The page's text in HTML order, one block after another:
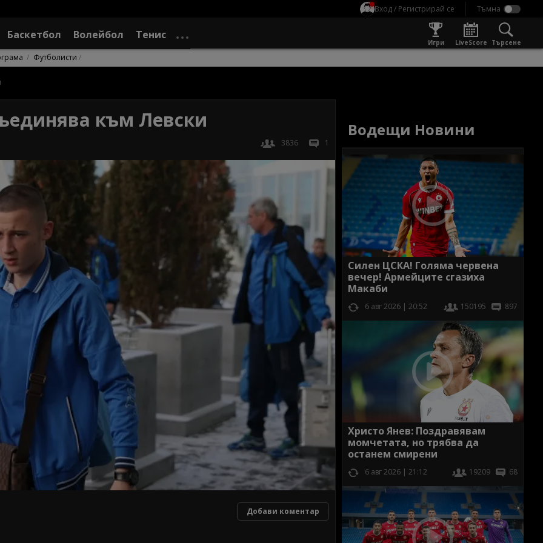
Вход / Регистрирай се
Баскетбол Волейбол Тенис
Игри LiveScore Търсене
Футболисти
към Левски
3836 1
Добави коментар
Водещи Новини
Силен ЦСКА! Голяма червена
вечер! Армейците сгазиха
Макаби
6 авг 2026 | 20:52 150195 897
Христо Янев: Поздравявам
момчетата, но трябва да
останем смирени
6 авг 2026 | 21:12 19209 68